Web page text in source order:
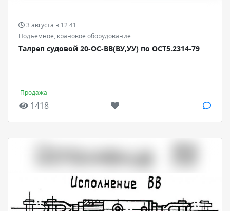
3 августа в 12:41
Подъемное, крановое оборудование
Талреп судовой 20-ОС-ВВ(ВУ,УУ) по ОСТ5.2314-79
Продажа
1418